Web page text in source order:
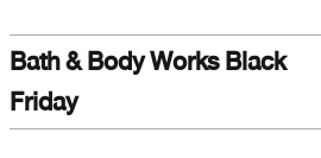
Bath & Body Works Black
Friday